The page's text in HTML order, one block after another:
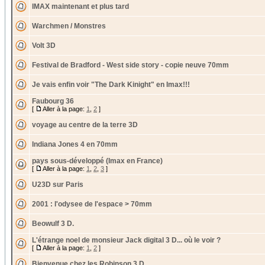
IMAX maintenant et plus tard
Warchmen / Monstres
Volt 3D
Festival de Bradford - West side story - copie neuve 70mm
Je vais enfin voir "The Dark Kinight" en Imax!!!
Faubourg 36
[ Aller à la page: 1 2 ]
voyage au centre de la terre 3D
Indiana Jones 4 en 70mm
pays sous-développé (Imax en France)
[ Aller à la page: 1 2 3 ]
U23D sur Paris
2001 : l'odysee de l'espace > 70mm
Beowulf 3 D.
L'étrange noel de monsieur Jack digital 3 D... où le voir ?
[ Aller à la page: 1 2 ]